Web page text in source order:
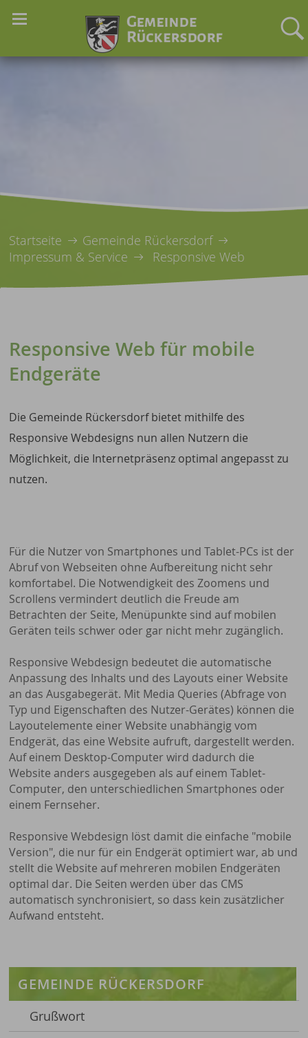
Startseite
Gemeinde Rückersdorf
Impressum & Service
Responsive Web
Responsive Web für mobile
Endgeräte
Die Gemeinde Rückersdorf bietet mithilfe des
Responsive Webdesigns nun allen Nutzern die
Möglichkeit, die Internetpräsenz optimal angepasst zu
nutzen.
Für die Nutzer von Smartphones und Tablet-PCs ist der
Abruf von Webseiten ohne Aufbereitung nicht sehr
komfortabel. Die Notwendigkeit des Zoomens und
Scrollens vermindert deutlich die Freude am
Betrachten der Seite, Menüpunkte sind auf mobilen
Geräten teils schwer oder gar nicht mehr zugänglich.
Responsive Webdesign bedeutet die automatische
Anpassung des Inhalts und des Layouts einer Website
an das Ausgabegerät. Mit Media Queries (Abfrage von
Typ und Eigenschaften des Nutzer-Gerätes) können die
Layoutelemente einer Website unabhängig vom
Endgerät, das eine Website aufruft, dargestellt werden.
Auf einem Desktop-Computer wird dadurch die
Website anders ausgegeben als auf einem Tablet-
Computer, den unterschiedlichen Smartphones oder
einem Fernseher.
Responsive Webdesign löst damit die einfache "mobile
Version", die nur für ein Endgerät optimiert war, ab und
stellt die Website auf mehreren mobilen Endgeräten
optimal dar. Die Seiten werden über das CMS
automatisch synchronisiert, so dass kein zusätzlicher
Aufwand entsteht.
GEMEINDE RÜCKERSDORF
Grußwort